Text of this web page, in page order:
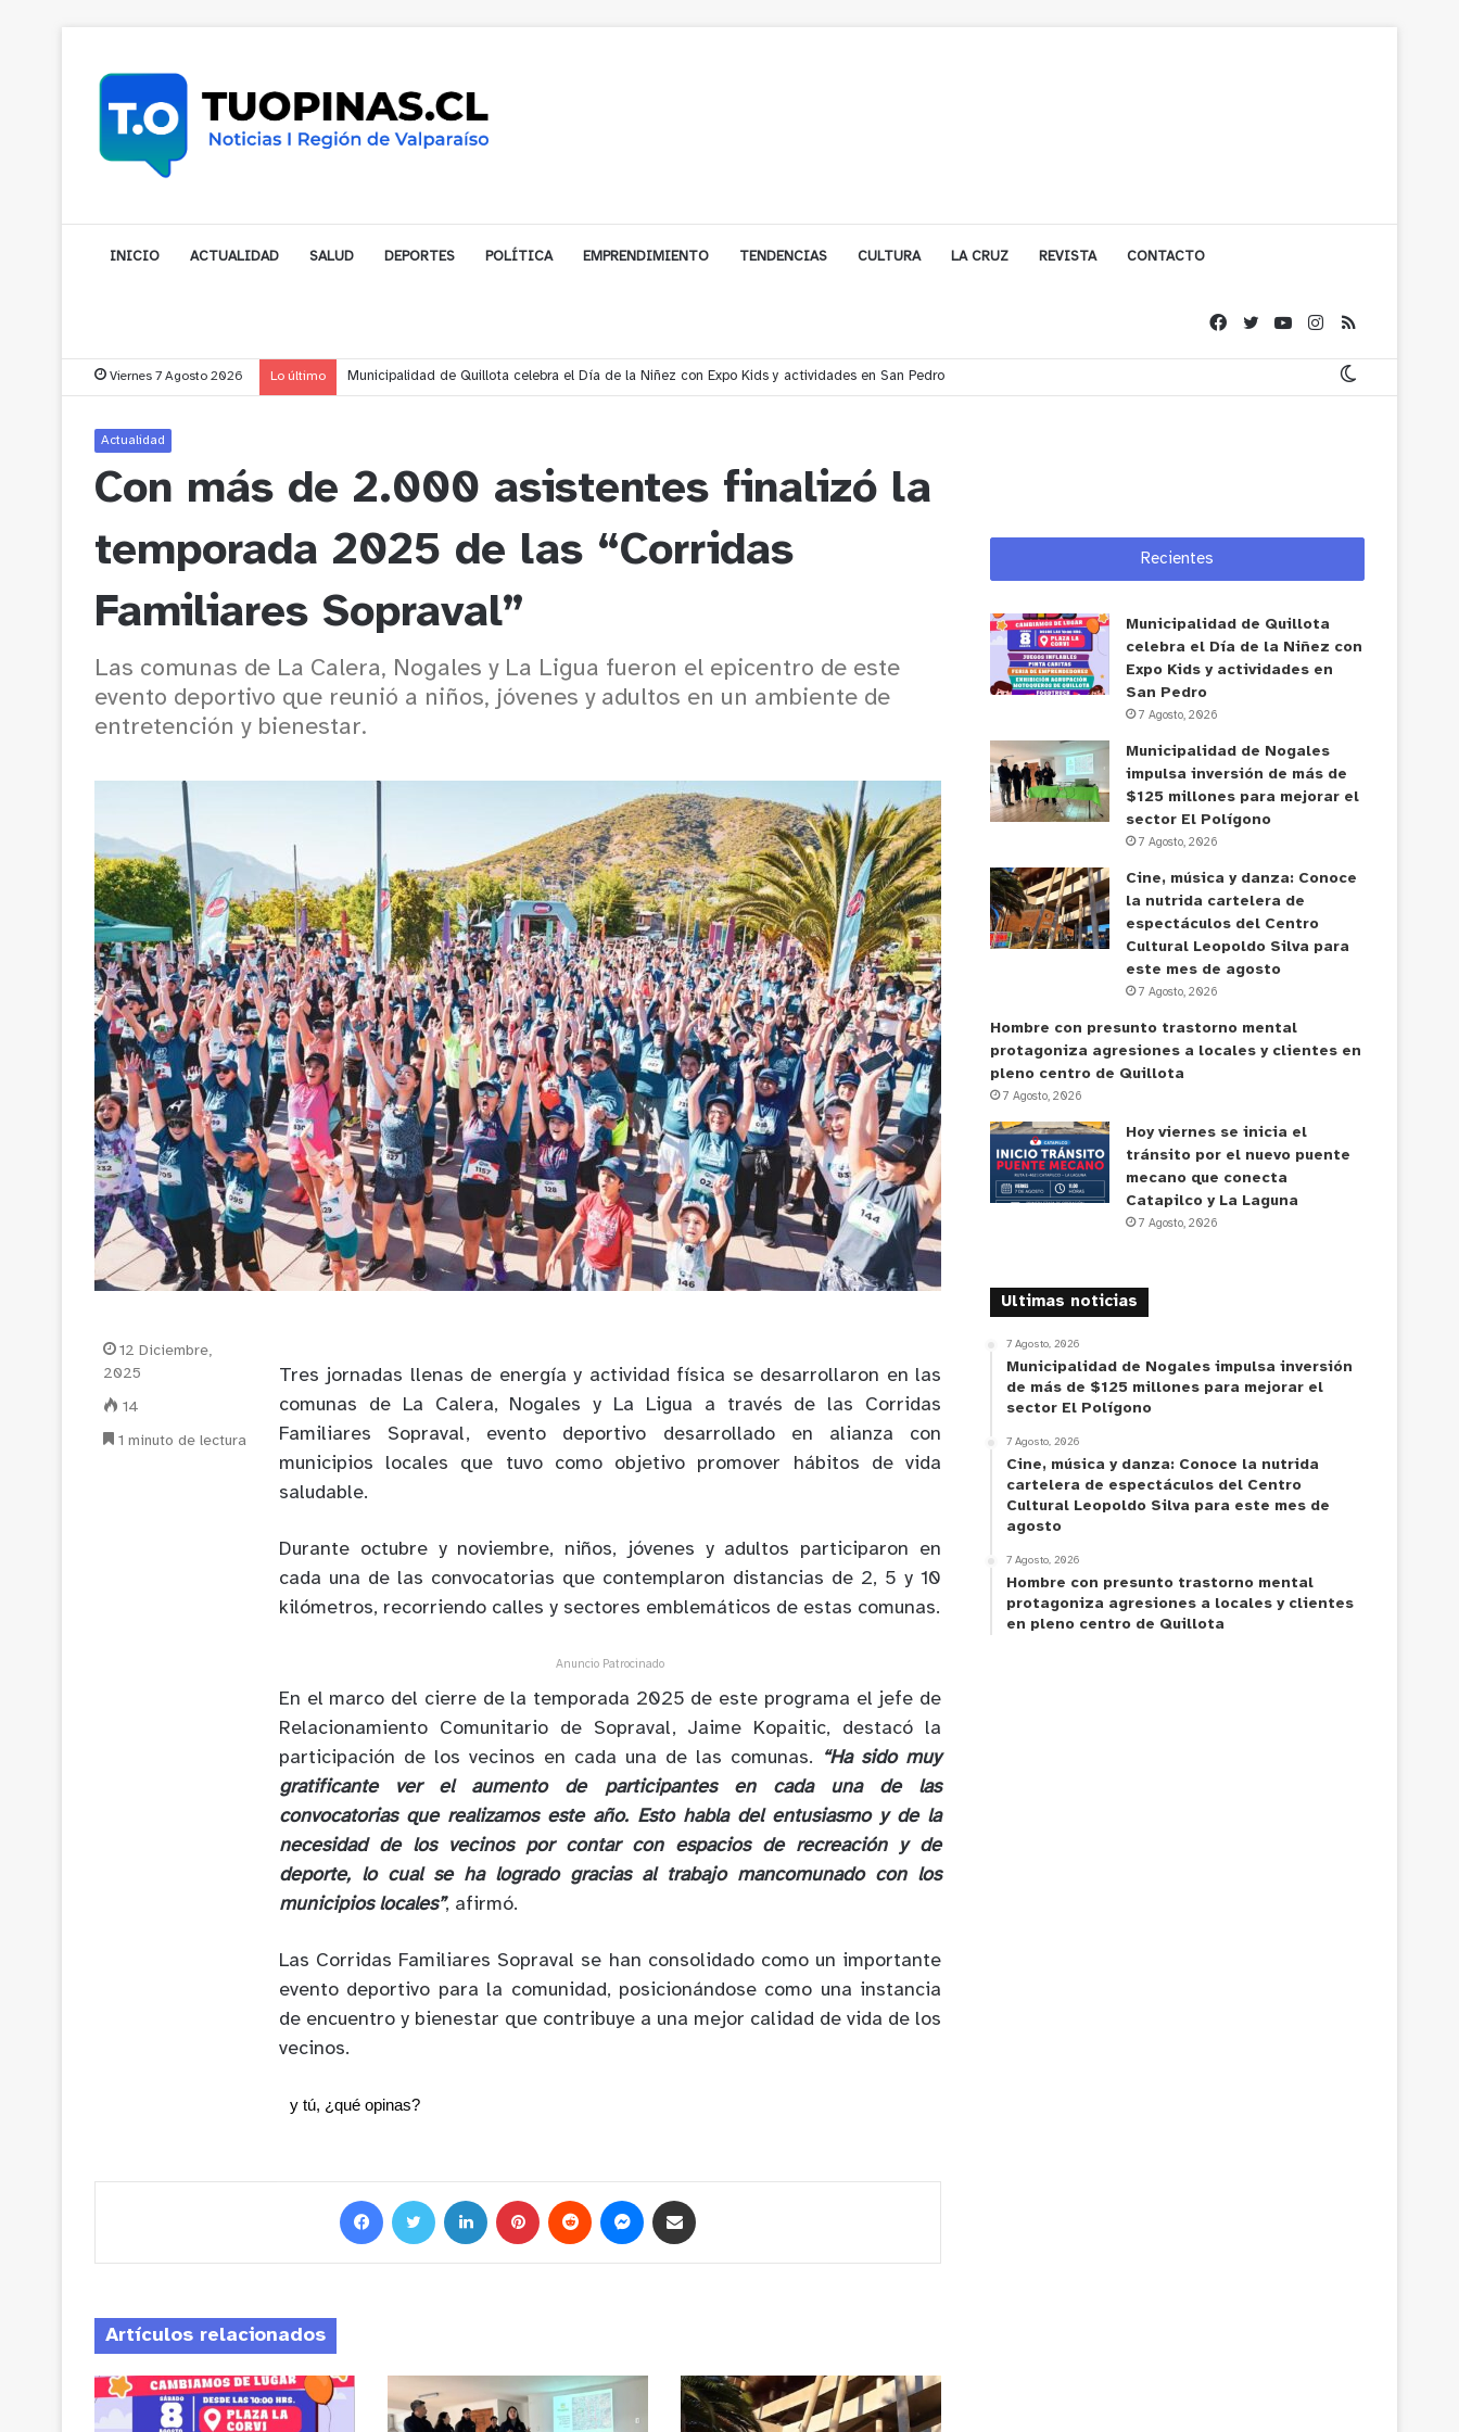
INICIO ACTUALIDAD SALUD DEPORTES POLÍTICA EMPRENDIMIENTO TENDENCIAS CULTURA LA CRUZ REVISTA CONTACTO
Viernes 7 Agosto 2026 Lo último Municipalidad de Nogales impulsa inversión de más de $125 millones para mejorar el sector El Polígono
Actualidad
Con más de 2.000 asistentes finalizó la
temporada 2025 de las “Corridas
Familiares Sopraval”
Las comunas de La Calera, Nogales y La Ligua fueron el epicentro de este
evento deportivo que reunió a niños, jóvenes y adultos en un ambiente de
entretención y bienestar.
Tres jornadas llenas de energía y actividad física se desarrollaron en las
comunas de La Calera, Nogales y La Ligua a través de las Corridas
Familiares Sopraval, evento deportivo desarrollado en alianza con
municipios locales que tuvo como objetivo promover hábitos de vida
saludable.
Durante octubre y noviembre, niños, jóvenes y adultos participaron en
cada una de las convocatorias que contemplaron distancias de 2, 5 y 10
kilómetros, recorriendo calles y sectores emblemáticos de estas comunas.
Anuncio Patrocinado
En el marco del cierre de la temporada 2025 de este programa el jefe de
Relacionamiento Comunitario de Sopraval, Jaime Kopaitic, destacó la
participación de los vecinos en cada una de las comunas.
“Ha sido muy
gratificante ver el aumento de participantes en cada una de las
convocatorias que realizamos este año. Esto habla del entusiasmo y de la
necesidad de los vecinos por contar con espacios de recreación y de
deporte, lo cual se ha logrado gracias al trabajo mancomunado con los
municipios locales”, afirmó.
Las Corridas Familiares Sopraval se han consolidado como un importante
evento deportivo para la comunidad, posicionándose como una instancia
de encuentro y bienestar que contribuye a una mejor calidad de vida de los
vecinos.
y tú, ¿qué opinas?
12 Diciembre,
2025
14
1 minuto de lectura
Artículos relacionados
Recientes
Municipalidad de Quillota
celebra el Día de la Niñez con
Expo Kids y actividades en
San Pedro
7 Agosto, 2026
Municipalidad de Nogales
impulsa inversión de más de
$125 millones para mejorar el
sector El Polígono
7 Agosto, 2026
Cine, música y danza: Conoce
la nutrida cartelera de
espectáculos del Centro
Cultural Leopoldo Silva para
este mes de agosto
7 Agosto, 2026
Hombre con presunto trastorno mental
protagoniza agresiones a locales y clientes en
pleno centro de Quillota
7 Agosto, 2026
Hoy viernes se inicia el
tránsito por el nuevo puente
mecano que conecta
Catapilco y La Laguna
7 Agosto, 2026
Ultimas noticias
7 Agosto, 2026
Municipalidad de Nogales impulsa inversión
de más de $125 millones para mejorar el
sector El Polígono
7 Agosto, 2026
Cine, música y danza: Conoce la nutrida
cartelera de espectáculos del Centro
Cultural Leopoldo Silva para este mes de
agosto
7 Agosto, 2026
Hombre con presunto trastorno mental
protagoniza agresiones a locales y clientes
en pleno centro de Quillota